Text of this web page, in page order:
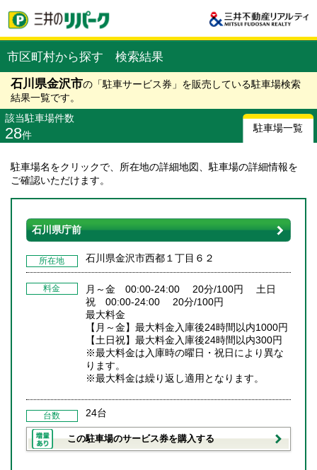
市区町村から探す 検索結果
石川県金沢市の「駐車サービス券」を販売している駐車場検索
結果一覧です。
該当駐車場件数
28件
駐車場一覧
駐車場名をクリックで、所在地の詳細地図、駐車場の詳細情報を
ご確認いただけます。
石川県庁前
所在地 石川県金沢市西都１丁目６２
料金
月～金 00:00-24:00 20分/100円 土日
祝 00:00-24:00 20分/100円
最大料金
【月～金】最大料金入庫後24時間以内1000円
【土日祝】最大料金入庫後24時間以内300円
※最大料金は入庫時の曜日・祝日により異な
ります。
※最大料金は繰り返し適用となります。
台数 24台
この駐車場のサービス券を購入する